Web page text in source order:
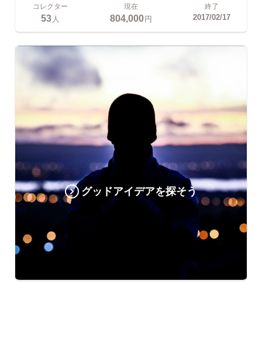
コレクター
53 人
現在
804,000円
終了
2017/02/17
グッドアイデアを探そう